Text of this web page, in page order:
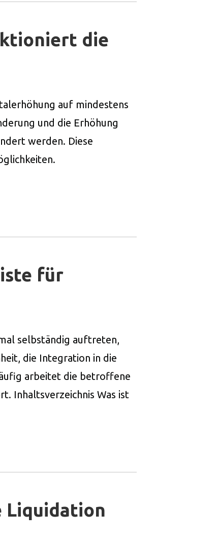
die
auf mindestens
und die Erhöhung
werden. Diese
für
selbständig auftreten,
die Integration in die
arbeitet die betroffene
Inhaltsverzeichnis Was ist
Liquidation